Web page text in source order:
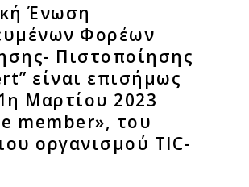
Ένωση
Φορέων
Πιστοποίησης
είναι επισήμως
Μαρτίου 2023
member», του
οργανισμού TIC-